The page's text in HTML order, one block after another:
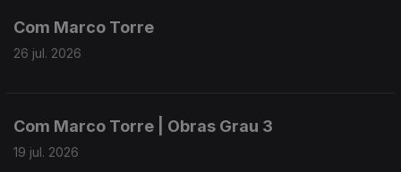
Com Marco Torre
26 jul. 2026
Com Marco Torre | Obras Grau 3
19 jul. 2026